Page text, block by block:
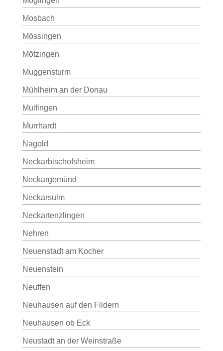
Mosbach
Mössingen
Mötzingen
Muggensturm
Mühlheim an der Donau
Mulfingen
Murrhardt
Nagold
Neckarbischofsheim
Neckargemünd
Neckarsulm
Neckartenzlingen
Nehren
Neuenstadt am Kocher
Neuenstein
Neuffen
Neuhausen auf den Fildern
Neuhausen ob Eck
Neustadt an der Weinstraße